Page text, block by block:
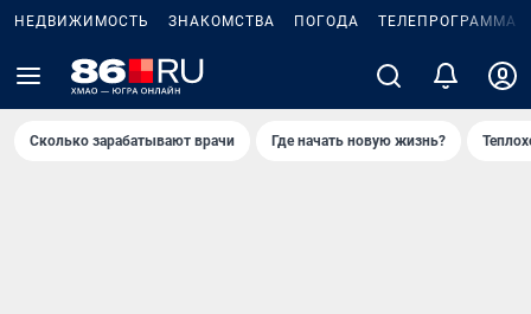
НЕДВИЖИМОСТЬ ЗНАКОМСТВА ПОГОДА ТЕЛЕПРОГРАММА
Сколько зарабатывают врачи Где начать новую жизнь?